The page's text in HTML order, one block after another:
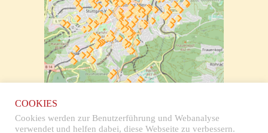
COOKIES
Cookies werden zur Benutzerführung und Webanalyse
verwendet und helfen dabei, diese Webseite zu verbessern.